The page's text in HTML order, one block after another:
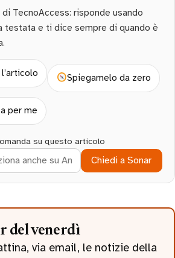
TecnoAccess: risponde usando
testata e ti dice sempre di quando è
Spiegamelo da zero
per me
su questo articolo
Chiedi a Sonar
del venerdì
via email, le notizie della